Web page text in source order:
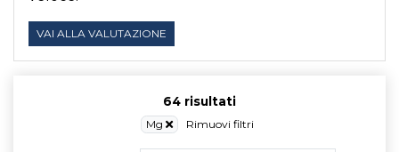
VAI ALLA VALUTAZIONE
64 risultati
Mg Rimuovi filtri